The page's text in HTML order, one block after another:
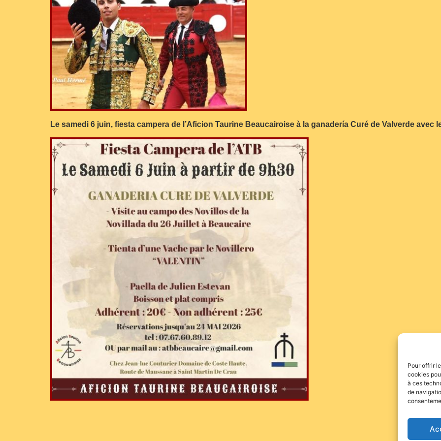
Pour offrir
cookies
à ces
de
Le samedi 6 juin, fiesta campera de l’Aficion Taurine Beaucairoise à la ganadería Curé de Valverde avec